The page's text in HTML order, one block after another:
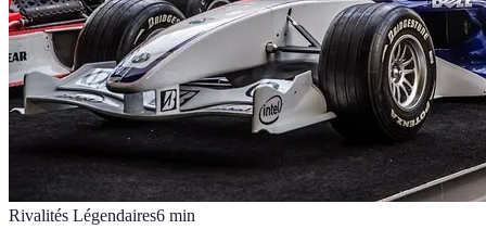
Rivalités Légendaires6 min